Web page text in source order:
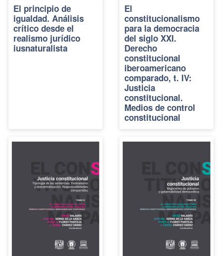
El principio de
igualdad. Análisis
crítico desde el
realismo jurídico
iusnaturalista
El
constitucionalismo
para la democracia
del siglo XXI.
Derecho
constitucional
iberoamericano
comparado, t. IV:
Justicia
constitucional.
Medios de control
constitucional